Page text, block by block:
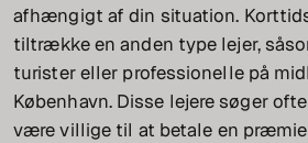
afhængigt af din situation.
tiltrække en anden type lejer,
turister eller professionelle på
København. Disse lejere søger
være villige til at betale en